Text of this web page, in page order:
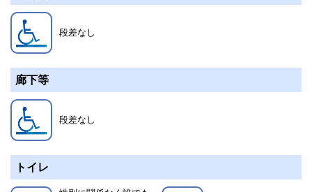
段差なし
廊下等
段差なし
トイレ